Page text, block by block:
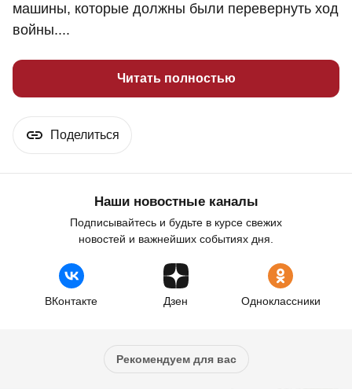
машины, которые должны были перевернуть ход
войны....
Читать полностью
Поделиться
Наши новостные каналы
Подписывайтесь и будьте в курсе свежих
новостей и важнейших событиях дня.
ВКонтакте Дзен Одноклассники
Рекомендуем для вас